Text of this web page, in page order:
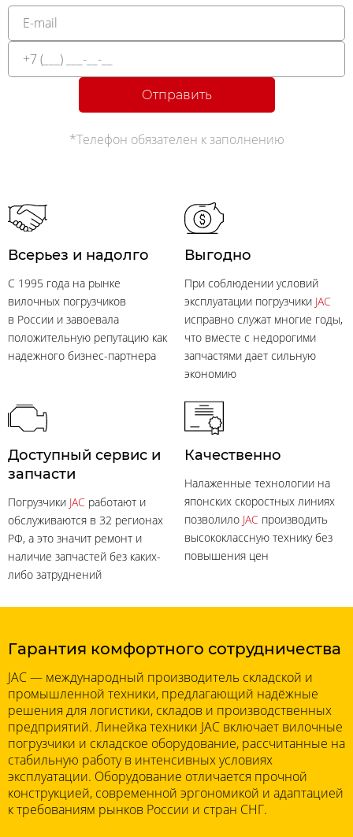
Отправить
*Телефон обязателен к заполнению
Всерьез и надолго
C 1995 года на рынке
вилочных погрузчиков
в России и завоевала
положительную репутацию как
надежного бизнес-партнера
Выгодно
При соблюдении условий
эксплуатации погрузчики JAC
исправно служат многие годы,
что вместе с недорогими
запчастями дает сильную
экономию
Доступный сервис и
запчасти
Погрузчики JAC работают и
обслуживаются в 32 регионах
РФ, а это значит ремонт и
наличие запчастей без каких-
либо затруднений
Качественно
Налаженные технологии на
японских скоростных линиях
позволило JAC производить
высококлассную технику без
повышения цен
Гарантия комфортного сотрудничества
JAC — международный производитель складской и
промышленной техники, предлагающий надёжные
решения для логистики, складов и производственных
предприятий. Линейка техники JAC включает вилочные
погрузчики и складское оборудование, рассчитанные на
стабильную работу в интенсивных условиях
эксплуатации. Оборудование отличается прочной
конструкцией, современной эргономикой и адаптацией
к требованиям рынков России и стран СНГ.